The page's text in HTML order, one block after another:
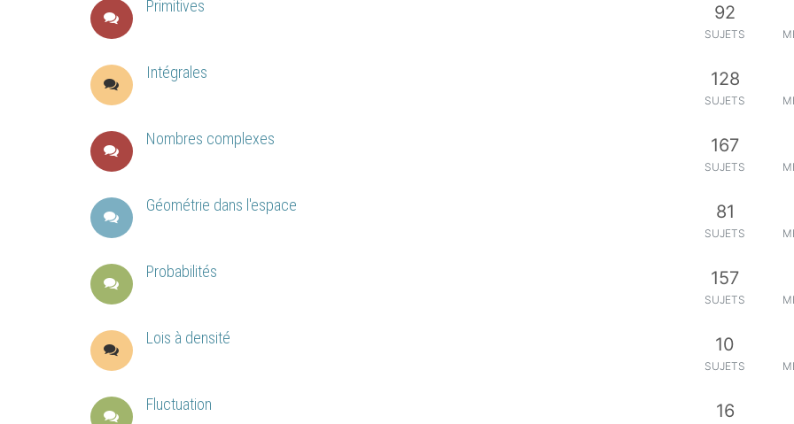
Primitives 92
SUJETS
Intégrales 128
SUJETS
Nombres complexes 167
SUJETS
Géométrie dans l'espace 81
SUJETS
Probabilités 157
SUJETS
Lois à densité 10
SUJETS
Fluctuation 16